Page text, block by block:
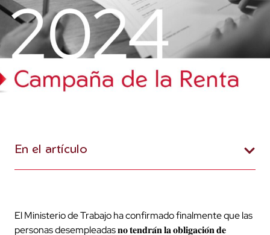
El Ministerio de Trabajo ha confirmado finalmente que las
personas desempleadas 𝐧𝐨 𝐭𝐞𝐧𝐝𝐫𝐚́𝐧 𝐥𝐚 𝐨𝐛𝐥𝐢𝐠𝐚𝐜𝐢𝐨́𝐧 𝐝𝐞
En el artículo